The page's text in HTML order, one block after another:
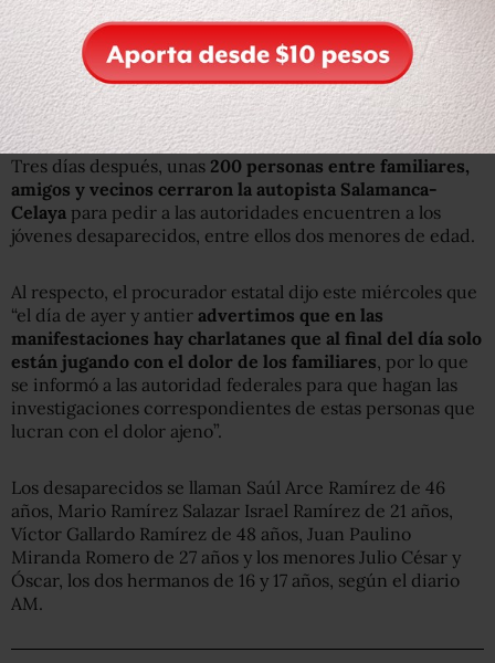
Tres días después, unas 200 personas entre familiares,
amigos y vecinos cerraron la autopista Salamanca-
Celaya para pedir a las autoridades encuentren a los
jóvenes desaparecidos, entre ellos dos menores de edad.
Al respecto, el procurador estatal dijo este miércoles que
“el día de ayer y antier advertimos que en las
manifestaciones hay charlatanes que al final del día solo
están jugando con el dolor de los familiares , por lo que
se informó a las autoridad federales para que hagan las
investigaciones correspondientes de estas personas que
lucran con el dolor ajeno”.
Los desaparecidos se llaman Saúl Arce Ramírez de 46
años, Mario Ramírez Salazar Israel Ramírez de 21 años,
Víctor Gallardo Ramírez de 48 años, Juan Paulino
Miranda Romero de 27 años y los menores Julio César y
Óscar, los dos hermanos de 16 y 17 años, según el diario
AM.